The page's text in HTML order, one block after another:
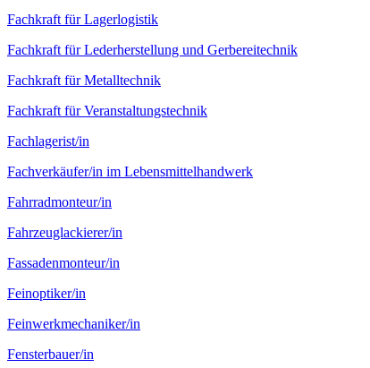
Fachkraft für Lagerlogistik
Fachkraft für Leder­herstellung und Gerberei­technik
Fachkraft für Metall­technik
Fachkraft für Veranstaltungstechnik
Fachlagerist/in
Fachverkäufer/in im Lebens­mittel­handwerk
Fahrrad­monteur/in
Fahrzeug­lackierer/in
Fassaden­monteur/in
Fein­optiker/in
Feinwerk­mechaniker/in
Fensterbauer/in